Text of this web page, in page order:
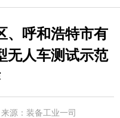
、呼和浩特市有
无人车测试示范
来源：装备工业一司